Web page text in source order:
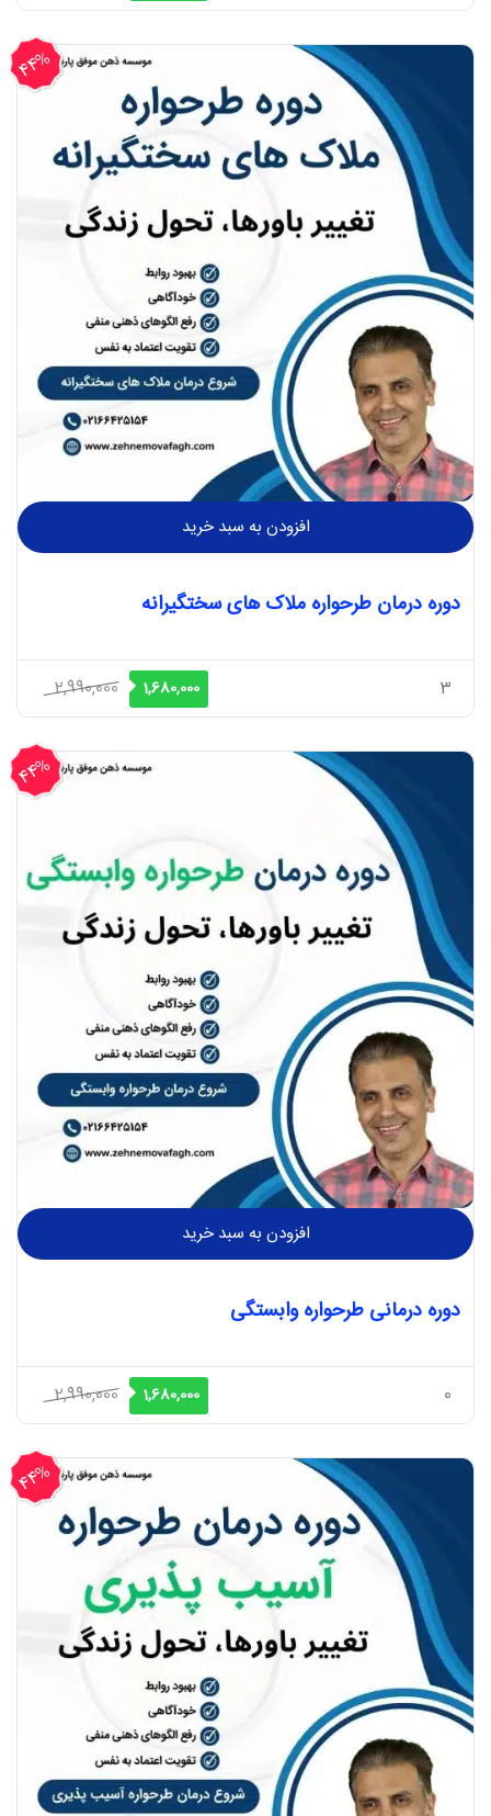
اصلی
2,990,000 ریال
فعلی
1,680,000 ریال
افزودن به سبد خرید
44%
تخفیف
دوره درمان طرحواره ملاک های سختگیرانه
3
2,990,000
قیمت
اصلی
2,990,000 ریال
1,680,000 قیمت
فعلی
1,680,000 ریال
افزودن به سبد خرید
44%
تخفیف
دوره درمانی طرحواره وابستگی
0
2,990,000
قیمت
اصلی
2,990,000 ریال
1,680,000 قیمت
فعلی
1,680,000 ریال
44%
تخفیف